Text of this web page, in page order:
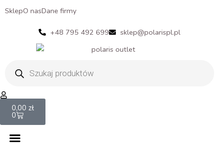
SklepO nasDane firmy
+48 795 492 699 sklep@polarispl.pl
produktów
0,00 zł
0
Cart
Menu